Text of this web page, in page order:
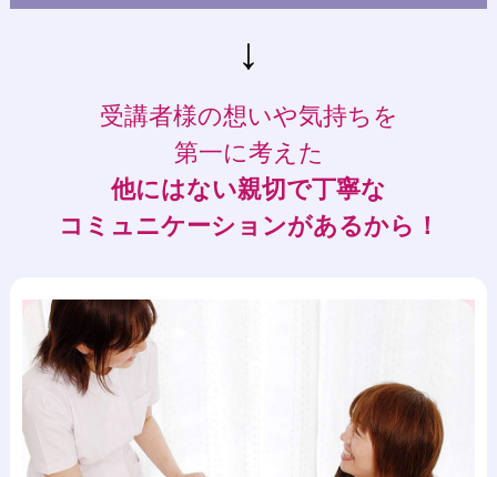
↓
受講者様の想いや気持ちを
第一に考えた
他にはない親切で丁寧な
コミュニケーションがあるから！